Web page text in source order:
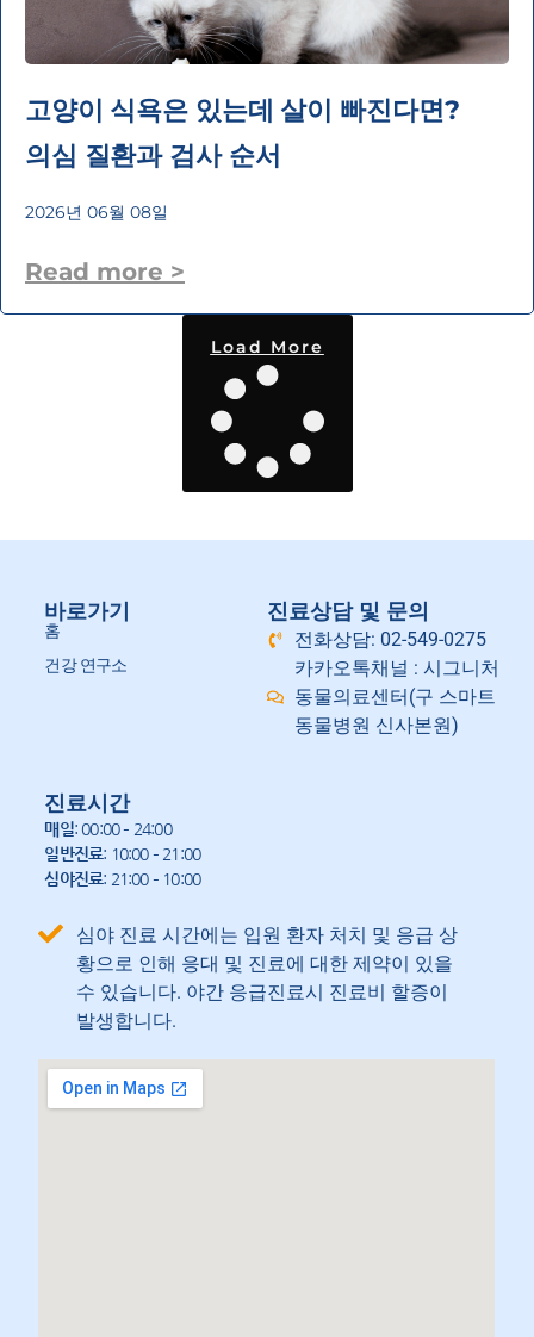
고양이 식욕은 있는데 살이 빠진다면?
의심 질환과 검사 순서
2026년 06월 08일
Read more >
Load More
바로가기
홈
건강 연구소
진료상담 및 문의
전화상담: 02-549-0275
카카오톡채널 : 시그니처
동물의료센터(구 스마트
동물병원 신사본원)
진료시간
매일: 00:00 – 24:00
일반진료: 10:00 – 21:00
심야진료: 21:00 – 10:00
심야 진료 시간에는 입원 환자 처치 및 응급 상
황으로 인해 응대 및 진료에 대한 제약이 있을
수 있습니다. 야간 응급진료시 진료비 할증이
발생합니다.